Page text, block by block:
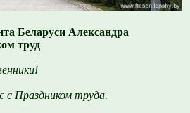
Беларуси Александра
труд
с Праздником труда.